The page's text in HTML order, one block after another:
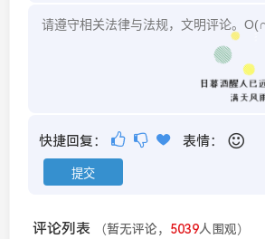
快捷回复： 表情：
评论列表 （暂无评论， 5039人围观）